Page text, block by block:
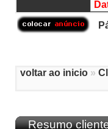
voltar ao inicio »
Resumo